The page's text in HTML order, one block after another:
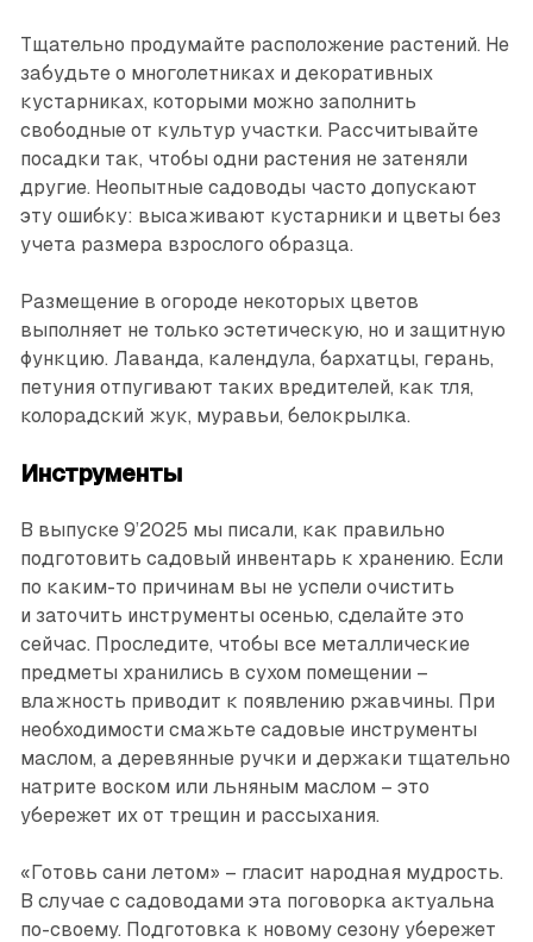
Тщательно продумайте расположение растений. Не
забудьте о многолетниках и декоративных
кустарниках, которыми можно заполнить
свободные от культур участки. Рассчитывайте
посадки так, чтобы одни растения не затеняли
другие. Неопытные садоводы часто допускают
эту ошибку: высаживают кустарники и цветы без
учета размера взрослого образца.
Размещение в огороде некоторых цветов
выполняет не только эстетическую, но и защитную
функцию. Лаванда, календула, бархатцы, герань,
петуния отпугивают таких вредителей, как тля,
колорадский жук, муравьи, белокрылка.
Инструменты
В выпуске 9’2025 мы писали, как правильно
подготовить садовый инвентарь к хранению. Если
по каким-то причинам вы не успели очистить
и заточить инструменты осенью, сделайте это
сейчас. Проследите, чтобы все металлические
предметы хранились в сухом помещении –
влажность приводит к появлению ржавчины. При
необходимости смажьте садовые инструменты
маслом, а деревянные ручки и держаки тщательно
натрите воском или льняным маслом – это
убережет их от трещин и рассыхания.
«Готовь сани летом» – гласит народная мудрость.
В случае с садоводами эта поговорка актуальна
по-своему. Подготовка к новому сезону убережет